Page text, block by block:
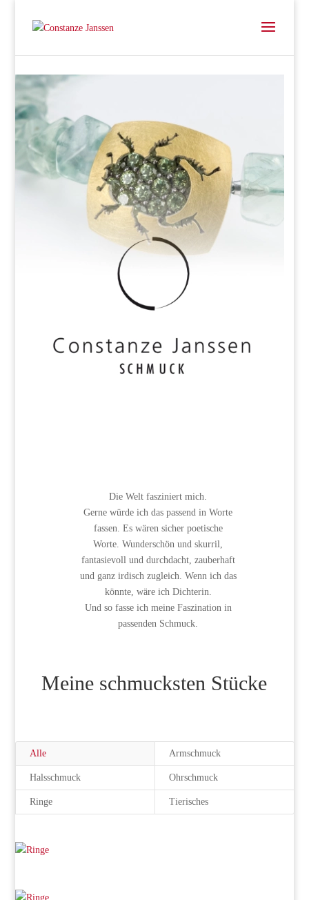
Die Welt fasziniert mich.
Gerne würde ich das passend in Worte
fassen. Es wären sicher poetische
Worte. Wunderschön und skurril,
fantasievoll und durchdacht, zauberhaft
und ganz irdisch zugleich. Wenn ich das
könnte, wäre ich Dichterin.
Und so fasse ich meine Faszination in
passenden Schmuck.
Meine schmucksten Stücke
Alle Armschmuck
Halsschmuck Ohrschmuck
Ringe Tierisches